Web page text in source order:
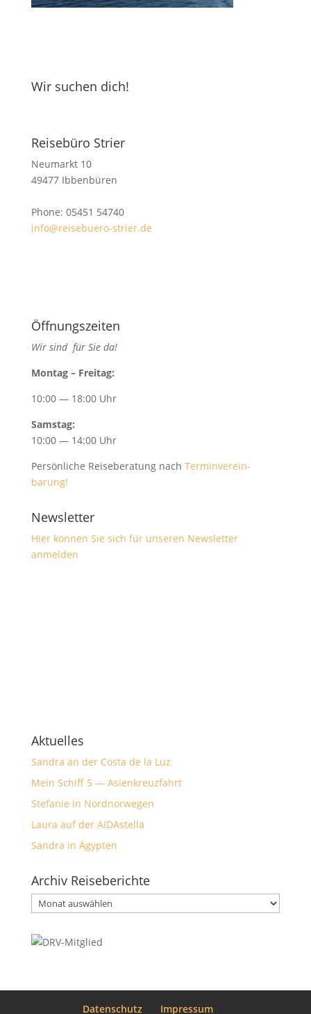
Wir suchen dich!
Reisebüro Strier
Neumarkt 10
49477 Ibbenbüren
Phone: 05451 54740
info@reisebuero-strier.de
Öffnungszeiten
Wir sind für Sie da!
Mon­tag – Freitag:
10:00 — 18:00 Uhr
Sam­stag:
10:00 — 14:00 Uhr
Per­sön­liche Reise­ber­atung nach Ter­min­vere­in­
barung!
Newsletter
Hier kön­nen Sie sich für unseren Newslet­ter
anmelden
Aktuelles
Sandra an der Costa de la Luz
Mein Schiff 5 — Asienkreuzfahrt
Stefanie in Nordnorwegen
Laura auf der AIDAstella
Sandra in Ägypten
Archiv Reiseberichte
Archiv
Reiseberichte
Datenschutz Impressum